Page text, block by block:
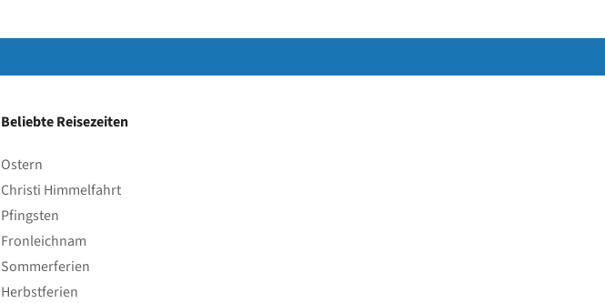
Beliebte Reisezeiten
Ostern
Christi Himmelfahrt
Pfingsten
Fronleichnam
Sommerferien
Herbstferien